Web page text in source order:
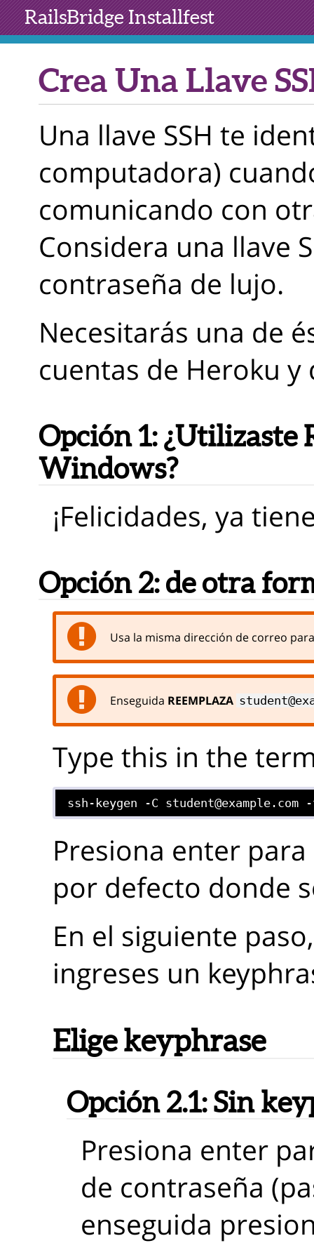
RailsBridgeInstallfest
Crea Una Llave
Una llave SSH te
computadora)
comunicando con
Considera una llave
contraseña de lujo.
Necesitarás una de
cuentas de Heroku y
Opción 1:¿Utilizaste
Windows?
¡Felicidades, ya
Opción 2:de otra
Usa la misma dirección de correo
Enseguida REEMPLAZA
Type this in the
ssh-keygen -C
Presiona enter
por defecto donde
En el siguiente
ingreses un
Elige keyphrase
Opción 2.1:Sin
Presiona enter
de contraseña
enseguida